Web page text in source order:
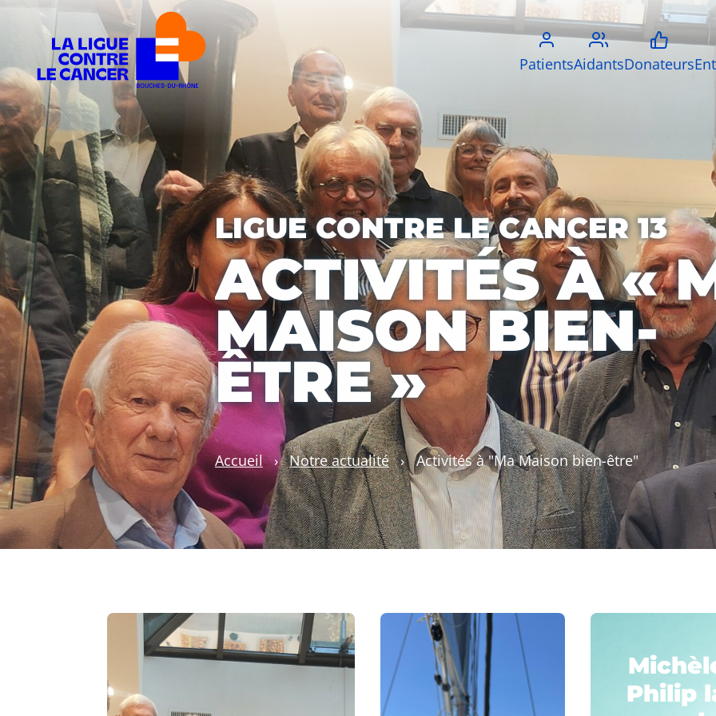
PatientsAidantsDonateurs
LIGUE CONTRE LE CANCER 13
ACTIVITÉS À «
MAISON BIEN-
ÊTRE »
Accueil › Notre actualité › Activités à "Ma Maison bien-être"
Philip